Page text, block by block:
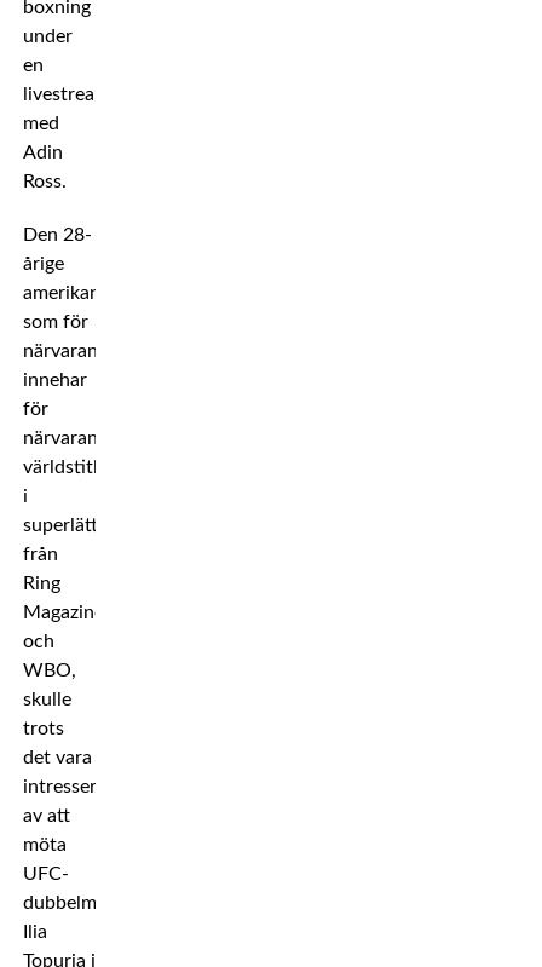
boxning
under
en
livestream
med
Adin
Ross.
Den 28-
årige
amerikanen,
som för
närvarande
innehar
för
närvarande
världstitlarna
i
superlättvikt
från
Ring
Magazine
och
WBO,
skulle
trots
det vara
intresserad
av att
möta
UFC-
dubbelmästaren
Ilia
Topuria i